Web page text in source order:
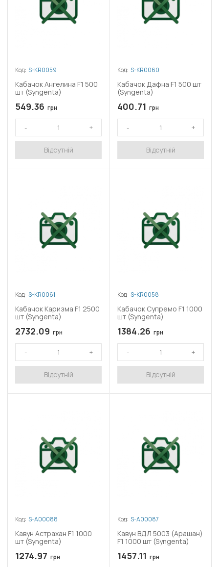
Код: S-KR0059
Кабачок Ангелина F1 500
шт (Syngenta)
549.36 грн
Відсутній
Код: S-KR0060
Кабачок Дафна F1 500 шт
(Syngenta)
400.71 грн
Відсутній
Код: S-KR0061
Кабачок Каризма F1 2500
шт (Syngenta)
2732.09 грн
Відсутній
Код: S-KR0058
Кабачок Супремо F1 1000
шт (Syngenta)
1384.26 грн
Відсутній
Код: S-A00088
Кавун Астрахан F1 1000
шт (Syngenta)
1274.97 грн
Код: S-A00087
Кавун ВДЛ 5003 (Арашан)
F1 1000 шт (Syngenta)
1457.11 грн